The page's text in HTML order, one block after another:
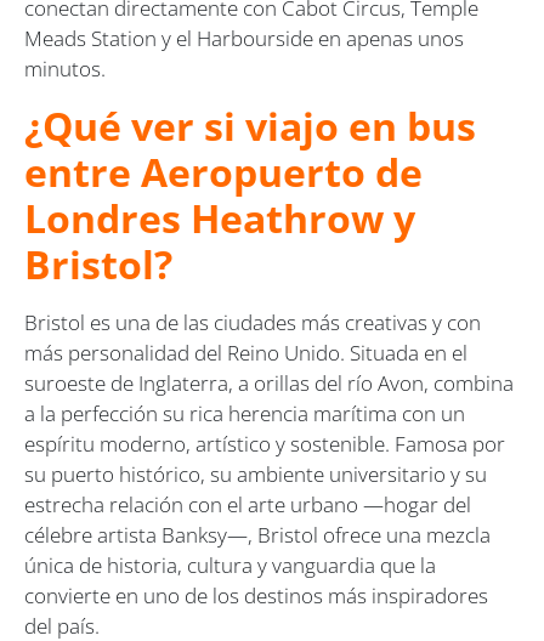
conectan directamente con Cabot Circus, Temple
Meads Station y el Harbourside en apenas unos
minutos.
¿Qué ver si viajo en bus
entre Aeropuerto de
Londres Heathrow y
Bristol?
Bristol es una de las ciudades más creativas y con
más personalidad del Reino Unido. Situada en el
suroeste de Inglaterra, a orillas del río Avon, combina
a la perfección su rica herencia marítima con un
espíritu moderno, artístico y sostenible. Famosa por
su puerto histórico, su ambiente universitario y su
estrecha relación con el arte urbano —hogar del
célebre artista Banksy—, Bristol ofrece una mezcla
única de historia, cultura y vanguardia que la
convierte en uno de los destinos más inspiradores
del país.